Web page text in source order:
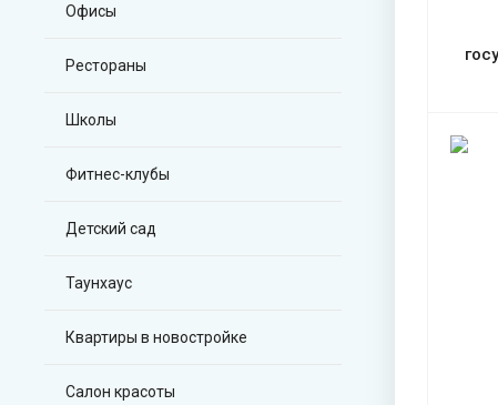
Офисы
Рестораны
Школы
Фитнес-клубы
Детский сад
Таунхаус
Квартиры в новостройке
Салон красоты